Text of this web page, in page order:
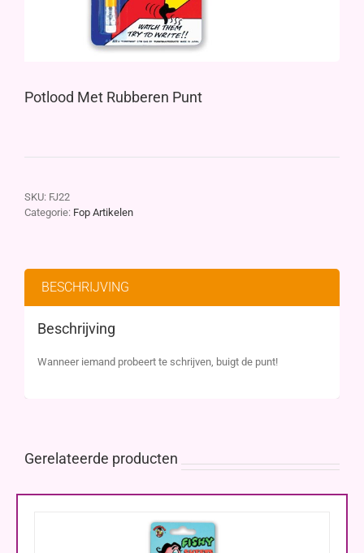
Potlood Met Rubberen Punt
SKU: FJ22
Categorie: Fop Artikelen
BESCHRIJVING
Beschrijving
Wanneer iemand probeert te schrijven, buigt de punt!
Gerelateerde producten